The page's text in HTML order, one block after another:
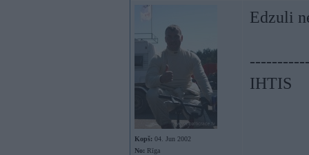
Kopš: 04. Jun 2002
No: Rīga
Edzuli
IHTIS